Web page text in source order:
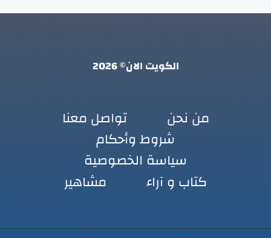
الكويت الان© 2026
من نحن
تواصل معنا
شروط وأحكام
سياسة الخصوصية
كتاب و آراء
مشاهير